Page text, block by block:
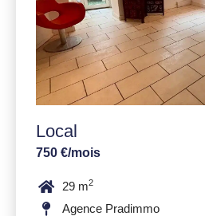
Local
750 €/mois
29 m2
Agence Pradimmo